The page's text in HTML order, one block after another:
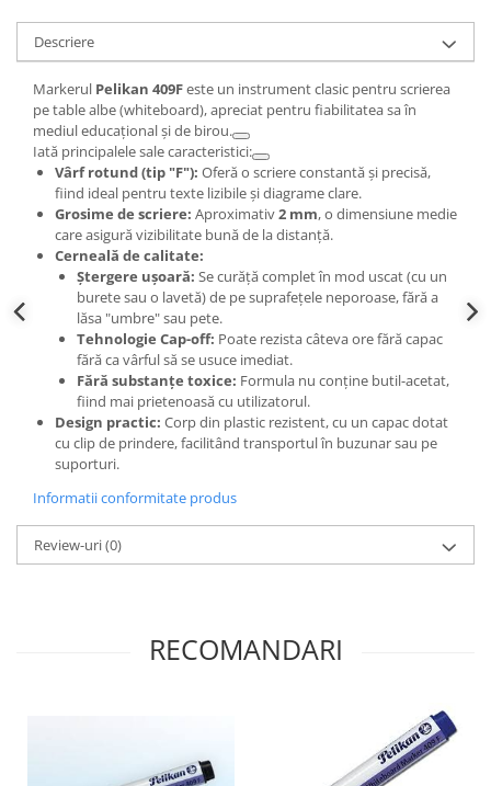
Descriere
Markerul Pelikan 409Feste un instrument clasic pentru scrierea
pe table albe (whiteboard), apreciat pentru fiabilitatea sa în
mediul educațional și de birou.
Iată principalele sale caracteristici:
Vârf rotund (tip "F"): Oferă o scriere constantă și precisă,
fiind ideal pentru texte lizibile și diagrame clare.
Grosime de scriere: Aproximativ2 mm, o dimensiune medie
care asigură vizibilitate bună de la distanță.
Cerneală de calitate:
Ștergere ușoară: Se curăță complet în mod uscat (cu un
burete sau o lavetă) de pe suprafețele neporoase, fără a
lăsa "umbre" sau pete.
Tehnologie Cap-off: Poate rezista câteva ore fără capac
fără ca vârful să se usuce imediat.
Fără substanțe toxice: Formula nu conține butil-acetat,
fiind mai prietenoasă cu utilizatorul.
Design practic: Corp din plastic rezistent, cu un capac dotat
cu clip de prindere, facilitând transportul în buzunar sau pe
suporturi.
Informatii conformitate produs
Review-uri(0)
RECOMANDARI